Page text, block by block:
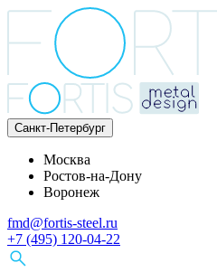
Санкт-Петербург
Москва
Ростов-на-Дону
Воронеж
fmd@fortis-steel.ru
+7 (495) 120-04-22